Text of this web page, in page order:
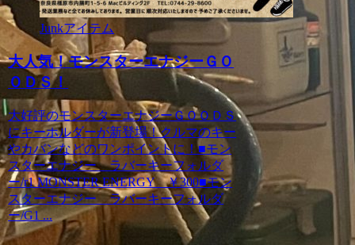
Junkアイテム
大人気！モンスターエナジーＧＯ
ＯＤＳ！
大好評のモンスターエナジーＧＯＯＤＳ
にキーホルダーが新登場！クルマのキー
やカバンなどのワンポイントに！■モン
スターエナジー ラバーキーフォルダ
ー/r1 MONSTER ENERGY ￥300■モン
スターエナジー ラバーキーフォルダ
ー/G1 ...